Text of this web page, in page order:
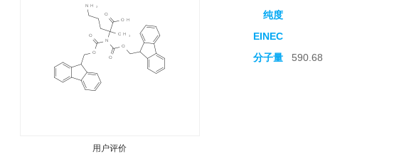
用户评价
纯度
EINEC
分子量 590.68